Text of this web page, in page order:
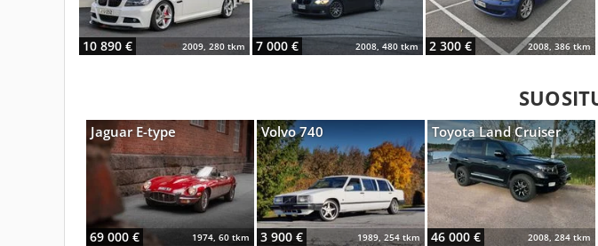
10 890 € 2009, 280 tkm 7 000 € 2008, 480 tkm 2 300 € 2008, 386 tkm
Jaguar E-type
69 000 € 1974, 60 tkm
Volvo 740
3 900 € 1989, 254 tkm
Toyota Land Cruiser
46 000 € 2008, 284 tkm